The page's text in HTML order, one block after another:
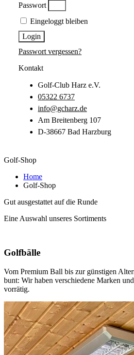
Passwort
Eingeloggt bleiben
Login
Passwort vergessen?
Kontakt
Golf-Club Harz e.V.
05322 6737
info@gcharz.de
Am Breitenberg 107
D-38667 Bad Harzburg
Golf-Shop
Home
Golf-Shop
Gut ausgestattet auf die Runde
Eine Auswahl unseres Sortiments
Golfbälle
Vom Premium Ball bis zur günstigen
bunt: Wir haben verschiedene Marken
vorrätig.